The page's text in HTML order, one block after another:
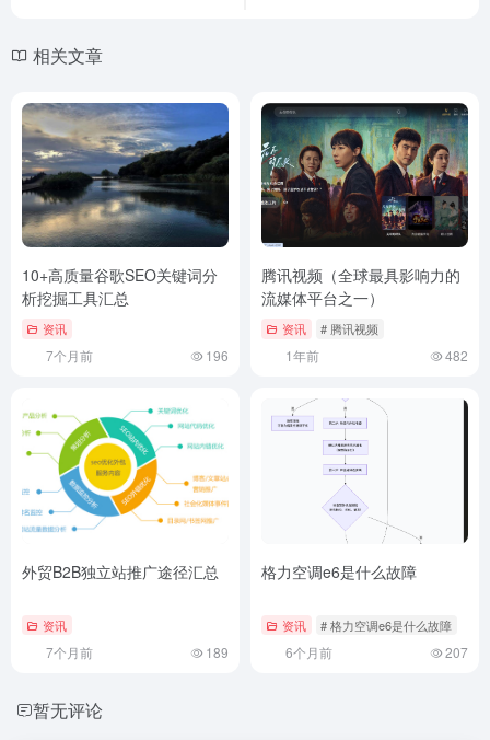
相关文章
10+高质量谷歌SEO关键词分
析挖掘工具汇总
资讯
7个月前 196
腾讯视频（全球最具影响力的
流媒体平台之一）
资讯 # 腾讯视频
1年前 482
外贸B2B独立站推广途径汇总
资讯
7个月前 189
格力空调e6是什么故障
资讯 # 格力空调e6是什么故障
6个月前 207
暂无评论